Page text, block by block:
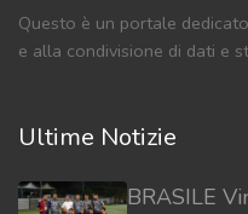
Questo è un portale
e alla condivisione di dati e
Ultime Notizie
BRASILE